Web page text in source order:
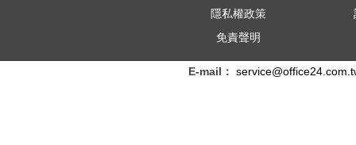
隱私權政策
免責聲明
E-mail：